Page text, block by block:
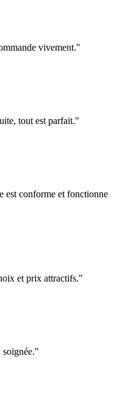
vivement."
tout est parfait."
est conforme et fonctionne
et prix attractifs."
soignée."